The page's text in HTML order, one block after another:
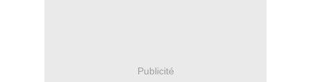
Publicité